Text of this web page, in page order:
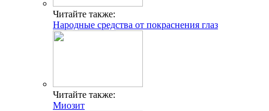
Читайте также:
Народные средства от покраснения глаз
Читайте также:
Миозит